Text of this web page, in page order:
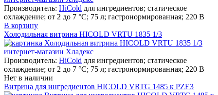
Производитель: HiCold для ингредиентов; статическое
охлаждение; от 2 до 7 °С; 75 л; гастронормированная; 220 В
В корзину
Холодильная витрина HICOLD VRTU 1835 1/3
Производитель: HiCold для ингредиентов; статическое
охлаждение; от 2 до 7 °С; 75 л; гастронормированная; 220 В
Нет в наличии
Витрина для ингредиентов HICOLD VRTG 1485 к PZE3